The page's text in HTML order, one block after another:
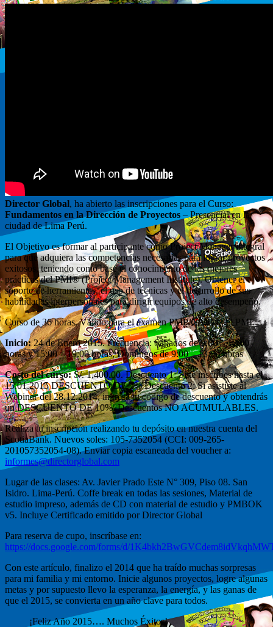
Director Global, ha abierto las inscripciones para el Curso:
Fundamentos en la Dirección de Proyectos – Presencial en la
ciudad de Lima Perú.
El Objetivo es formar al participante como Project Manager integral
para que adquiera las competencias necesarias para lograr proyectos
exitosos, teniendo como base el conocimiento de las mejores
prácticas del PMI® (Project Management Institute). Obtener el
soporte de herramientas, el uso de técnicas y el desarrollo de sus
habilidades interpersonales para dirigir equipos de alto desempeño.
Curso de 36 horas. Válido para el examen PMP/CAPM del PMI.
Inicio:24 de Enero 2015. Frecuencia: Sábados de 9:00 – 13:00
horas y 15:00 – 19:00 horas; Domingos de 9:00 – 13:00 horas
Costo del curso:S/. 1,400.00. Descuento 1: Si te inscribes hasta el
15.01.2015 DESCUENTO DE 5% Descuento 2: Si asististe al
Webinar del 28.12.2014, ingresa tu código de descuento y obtendrás
un DESCUENTO DE 10%. Descuentos NO ACUMULABLES.
Realiza tu inscripción realizando tu depósito en nuestra cuenta del
ScotiaBank. Nuevos soles: 105-7352054 (CCI: 009-265-
201057352054-08). Enviar copia escaneada del voucher a:
informes@directorglobal.com
Lugar de las clases: Av. Javier Prado Este N° 309, Piso 08. San
Isidro. Lima-Perú. Coffe break en todas las sesiones, Material de
estudio impreso, además de CD con material de estudio y PMBOK
v5. Incluye Certificado emitido por Director Global
Para reserva de cupo, inscríbase en:
https://docs.google.com/forms/d/
Con este artículo, finalizo el 2014 que ha traído muchas sorpresas
para mi familia y mi entorno. Inicie algunos proyectos, logre algunas
metas y por supuesto llevo la esperanza, la energía, y las ganas de
que el 2015, se convierta en un año clave para todos.
¡Feliz Año 2015…. Muchos Éxitos!